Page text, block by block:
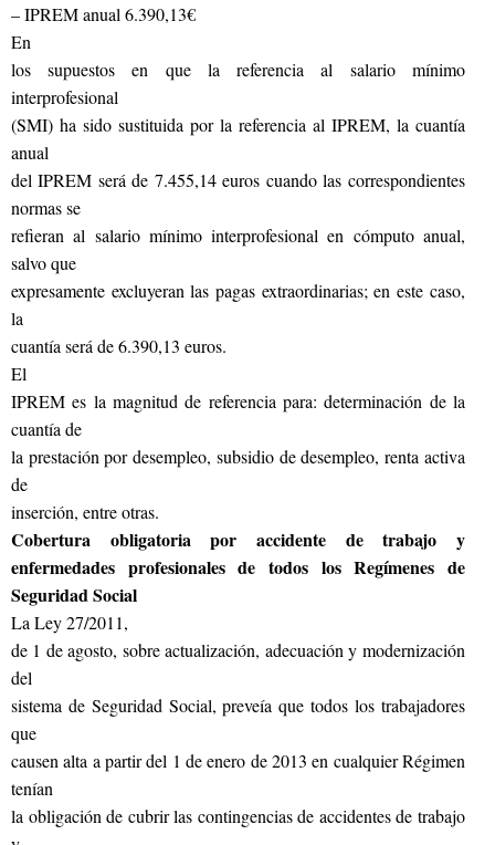
– IPREM anual 6.390,13€
En
los supuestos en que la referencia al salario mínimo
interprofesional
(SMI) ha sido sustituida por la referencia al IPREM, la cuantía
anual
del IPREM será de 7.455,14 euros cuando las correspondientes
normas se
refieran al salario mínimo interprofesional en cómputo anual,
salvo que
expresamente excluyeran las pagas extraordinarias; en este caso,
la
cuantía será de 6.390,13 euros.
El
IPREM es la magnitud de referencia para: determinación de la
cuantía de
la prestación por desempleo, subsidio de desempleo, renta activa
de
inserción, entre otras.
Cobertura obligatoria por accidente de trabajo y
enfermedades profesionales de todos los Regímenes de
Seguridad Social
La Ley 27/2011,
de 1 de agosto, sobre actualización, adecuación y modernización
del
sistema de Seguridad Social, preveía que todos los trabajadores
que
causen alta a partir del 1 de enero de 2013 en cualquier Régimen
tenían
la obligación de cubrir las contingencias de accidentes de trabajo